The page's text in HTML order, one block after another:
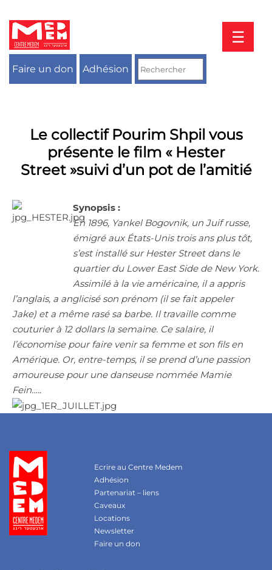
contenu
☰
Faire un don Adhésion
Le collectif Pourim Shpil vous
présente le film « Hester
Street »suivi d’un pot de l’amitié
Synopsis :
En 1896, Yankel Bogovnik, un Juif russe,
émigré aux États-Unis trois ans plus tôt,
s’est installé sur Hester Street dans le
quartier du Lower East Side de New York.
Assimilé à la vie américaine, il a appris
l’anglais, a anglicisé son prénom (il se fait appeler
Jake) et a même rasé sa barbe. Il travaille comme
couturier à 12 dollars la semaine. Ce salaire, il
l’économise pour faire venir sa femme et son fils en
Amérique. Or, entre-temps, il se prend d’une passion
amoureuse pour une danseuse nommée Mamie
Fein…..
Ecrire au Centre Medem
Adhésion
Partenariat – liens
Caveaux
Locations
Newsletter
Faire un don